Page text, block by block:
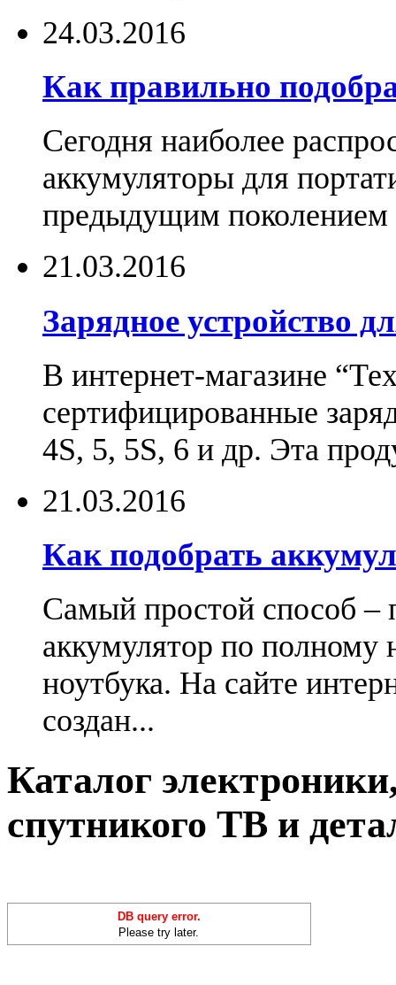
24.03.2016
Как правильно
Сегодня наиболее
аккумуляторы для
предыдущим поколением
21.03.2016
Зарядное устройство
В интернет-магазине
сертифицированные
4S, 5, 5S, 6 и др. Эта
21.03.2016
Как подобрать
Самый простой способ –
аккумулятор по
ноутбука. На сайте
создан...
Каталог
спутникого ТВ и
DB query error.
Please try later.